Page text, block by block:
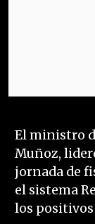
El ministro
Muñoz,
jornada de
el sistema
los